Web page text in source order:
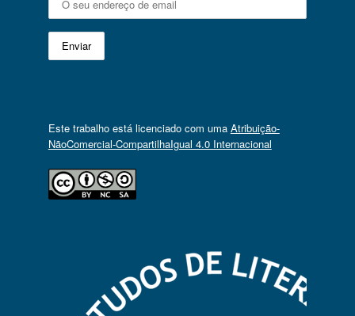
Este trabalho está licenciado com uma Atribuição-
NãoComercial-CompartilhaIgual 4.0 Internacional